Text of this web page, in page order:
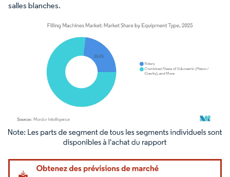
salles blanches.
Image © Mordor Intelligence. La réutilisation nécessite une attribution sous CC BY